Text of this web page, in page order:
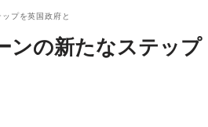
プを英国政府と
ンの新たなステップ